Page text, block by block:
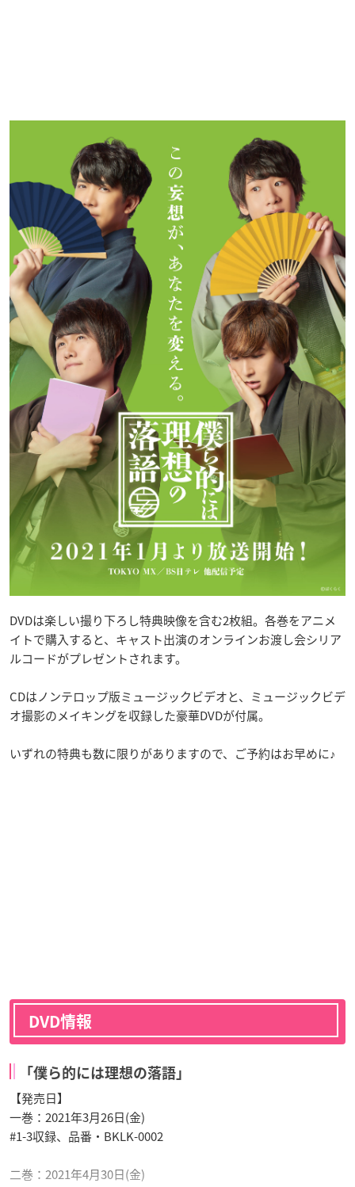
DVDは楽しい撮り下ろし特典映像を含む2枚組。各巻をアニメ
イトで購入すると、キャスト出演のオンラインお渡し会シリア
ルコードがプレゼントされます。
CDはノンテロップ版ミュージックビデオと、ミュージックビデ
オ撮影のメイキングを収録した豪華DVDが付属。
いずれの特典も数に限りがありますので、ご予約はお早めに♪
DVD情報
「僕ら的には理想の落語」
【発売日】
一巻：2021年3月26日(金)
#1-3収録、品番・BKLK-0002
二巻：2021年4月30日(金)